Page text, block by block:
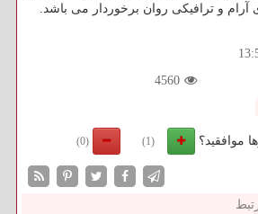
و ترافیكی روان برخوردار می باشد.
4560
موافقید؟ (1)
(0)